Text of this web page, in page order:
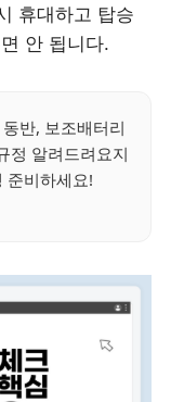
휴대하고 탑승
안 됩니다.
반, 보조배터리
정 알려드려요지
준비하세요!